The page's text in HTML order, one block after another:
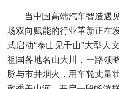
世相
环球
专题
极客圈
当中国高端汽车智造遇
场双向赋能的行业革新正在
式启动“泰山见千山”大型人
祖国各地名山大川，一路领
脉与市井烟火，用车轮丈量